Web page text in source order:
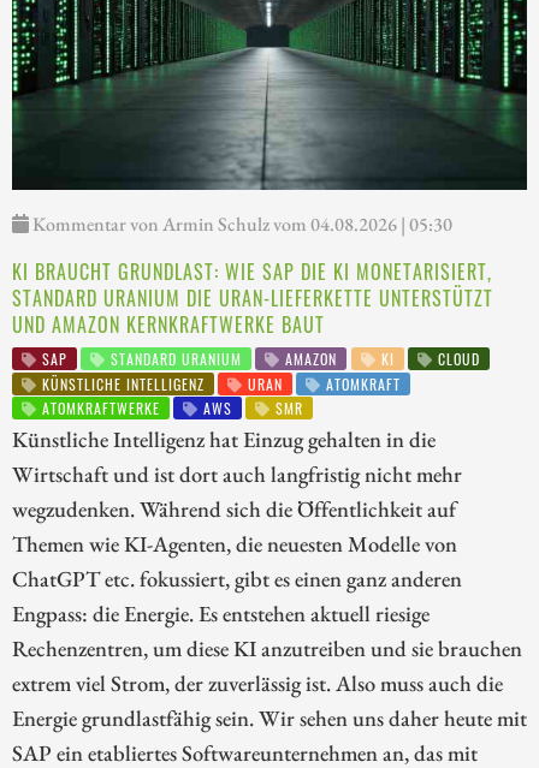
Kommentar von Armin Schulz vom 04.08.2026 | 05:30
KI BRAUCHT GRUNDLAST: WIE SAP DIE KI MONETARISIERT,
STANDARD URANIUM DIE URAN-LIEFERKETTE UNTERSTÜTZT
UND AMAZON KERNKRAFTWERKE BAUT
SAP STANDARD URANIUM AMAZON KI
CLOUD
KÜNSTLICHE INTELLIGENZ
URAN
ATOMKRAFT
ATOMKRAFTWERKE
AWS SMR
Künstliche Intelligenz hat Einzug gehalten in die
Wirtschaft und ist dort auch langfristig nicht mehr
wegzudenken. Während sich die Öffentlichkeit auf
Themen wie KI-Agenten, die neuesten Modelle von
ChatGPT etc. fokussiert, gibt es einen ganz anderen
Engpass: die Energie. Es entstehen aktuell riesige
Rechenzentren, um diese KI anzutreiben und sie brauchen
extrem viel Strom, der zuverlässig ist. Also muss auch die
Energie grundlastfähig sein. Wir sehen uns daher heute mit
SAP ein etabliertes Softwareunternehmen an, das mit